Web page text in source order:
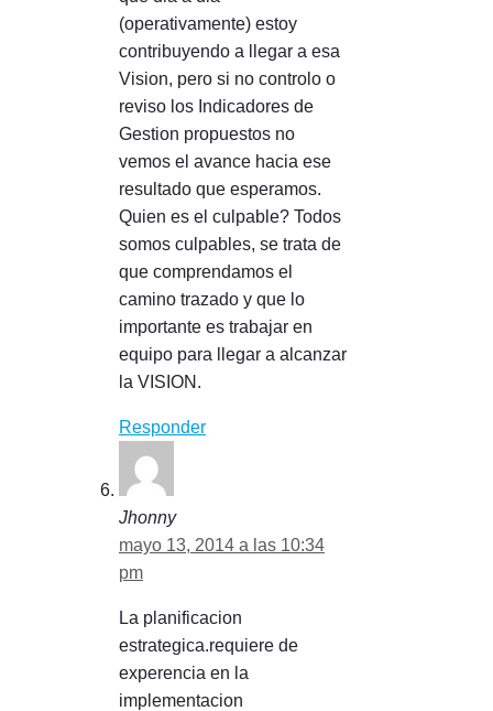
(operativamente) estoy
contribuyendo a llegar a esa
Vision, pero si no controlo o
reviso los Indicadores de
Gestion propuestos no
vemos el avance hacia ese
resultado que esperamos.
Quien es el culpable? Todos
somos culpables, se trata de
que comprendamos el
camino trazado y que lo
importante es trabajar en
equipo para llegar a alcanzar
la VISION.
Responder
Jhonny
mayo 13, 2014 a las 10:34
pm
La planificacion
estrategica.requiere de
experencia en la
implementacion